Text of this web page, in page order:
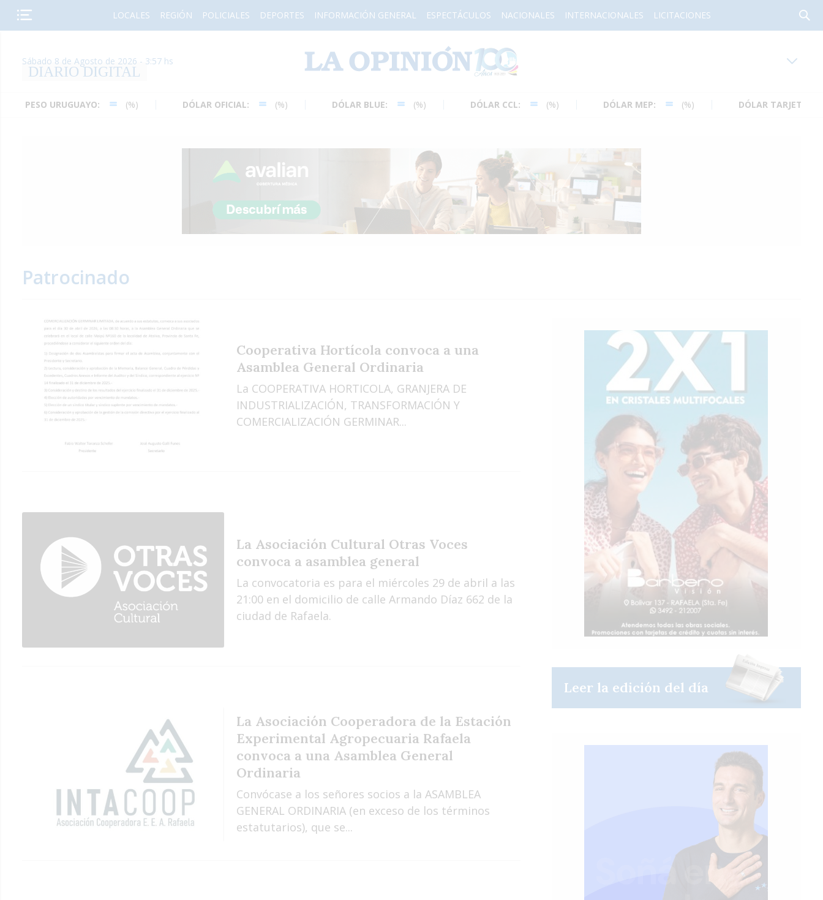
LOCALES REGIÓN POLICIALES DEPORTES INFORMACIÓN GENERAL ESPECTÁCULOS NACIONALES INTERNACIONALES LICITACIONES
Sábado 8 de Agosto de 2026 - 3:57 hs
DIARIO DIGITAL
Hoy en Rafaela ver clima
URUGUAYO: (%) DÓLAR OFICIAL: (%) DÓLAR BLUE: (%) DÓLAR CCL: (%) DÓLAR MEP: (%) DÓLAR TARJETA: (%)
Patrocinado
Cooperativa Hortícola convoca a una
Asamblea General Ordinaria
La COOPERATIVA HORTICOLA, GRANJERA DE
INDUSTRIALIZACIÓN, TRANSFORMACIÓN Y
COMERCIALIZACIÓN GERMINAR...
La Asociación Cultural Otras Voces
convoca a asamblea general
La convocatoria es para el miércoles 29 de abril a las
21:00 en el domicilio de calle Armando Díaz 662 de la
ciudad de Rafaela.
La Asociación Cooperadora de la Estación
Experimental Agropecuaria Rafaela
convoca a una Asamblea General
Ordinaria
Convócase a los señores socios a la ASAMBLEA
GENERAL ORDINARIA (en exceso de los términos
estatutarios), que se...
Leer la edición del día